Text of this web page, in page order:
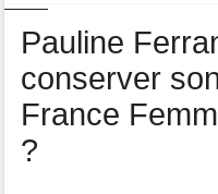
Pauline
conserver
France
?